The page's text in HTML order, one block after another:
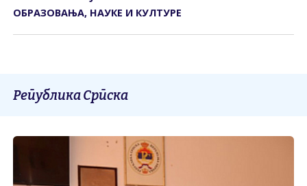
ОБРАЗОВАЊА, НАУКЕ И КУЛТУРЕ
Република Српска